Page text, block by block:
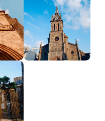
后躲过了抗战又被火
不容易了。 这个教堂
过去基本都是不开门
的外观，能在门口或
去教堂里面；周日过
静坐一会儿，听听他
的好方式哦。